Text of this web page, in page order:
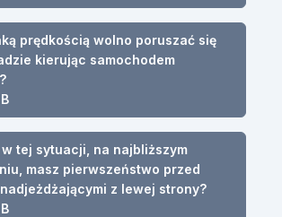
prędkością wolno poruszać się
kierując samochodem
tej sytuacji, na najbliższym
masz pierwszeństwo przed
z lewej strony?